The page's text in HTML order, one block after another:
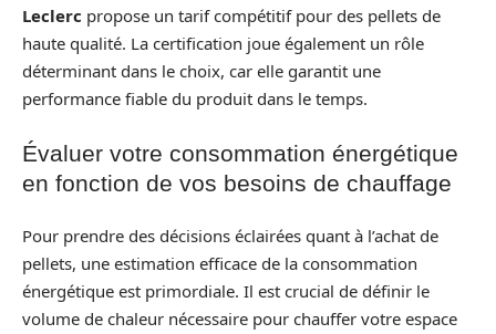
Leclerc propose un tarif compétitif pour des pellets de
haute qualité. La certification joue également un rôle
déterminant dans le choix, car elle garantit une
performance fiable du produit dans le temps.
Évaluer votre consommation énergétique
en fonction de vos besoins de chauffage
Pour prendre des décisions éclairées quant à l’achat de
pellets, une estimation efficace de la consommation
énergétique est primordiale. Il est crucial de définir le
volume de chaleur nécessaire pour chauffer votre espace